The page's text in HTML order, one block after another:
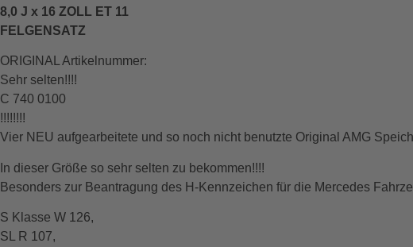
8,0 J x 16 ZOLL ET 11
FELGENSATZ
ORIGINAL Artikelnummer:
Sehr selten!!!!
C 740 0100
!!!!!!!!
Vier NEU aufgearbeitete und so noch nicht benutzte Original AMG
In dieser Größe so sehr selten zu bekommen!!!!
Besonders zur Beantragung des H-Kennzeichen für die Mercedes
S Klasse W 126,
SL R 107,